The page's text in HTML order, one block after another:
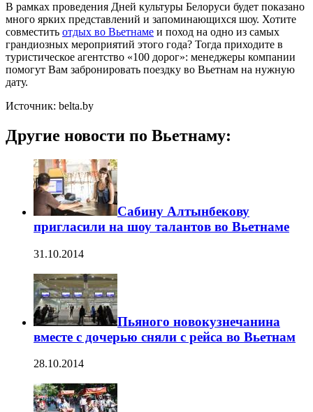
В рамках проведения Дней культуры Белоруси будет показано
много ярких представлений и запоминающихся шоу. Хотите
совместить отдых во Вьетнаме и поход на одно из самых
грандиозных мероприятий этого года? Тогда приходите в
туристическое агентство «100 дорог»: менеджеры компании
помогут Вам забронировать поездку во Вьетнам на нужную
дату.
Источник: belta.by
Другие новости по Вьетнаму:
Сабину Алтынбекову
пригласили на шоу талантов во Вьетнаме
31.10.2014
Пьяного новокузнечанина
вместе с дочерью сняли с рейса во Вьетнам
28.10.2014